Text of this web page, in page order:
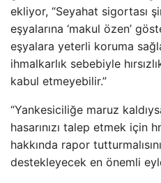
ekliyor, “Seyahat sigortası
eşyalarına ‘makul özen’
eşyalara yeterli koruma
ihmalkarlık sebebiyle
kabul etmeyebilir.”
“Yankesiciliğe maruz
hasarınızı talep etmek için
hakkında rapor
destekleyecek en önemli